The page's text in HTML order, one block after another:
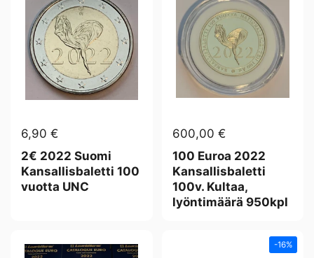
6,90 €
2€ 2022 Suomi
Kansallisbaletti 100
vuotta UNC
600,00 €
100 Euroa 2022
Kansallisbaletti
100v. Kultaa,
lyöntimäärä 950kpl
-16%